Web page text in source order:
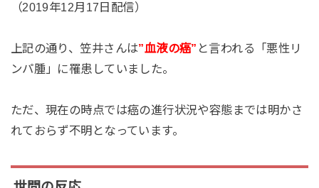
（2019年12月17日配信）
上記の通り、笠井さんは”血液の癌” と言われる「悪性リ
ンパ腫」に罹患していました。
ただ、現在の時点では癌の進行状況や容態までは明かさ
れておらず不明となっています。